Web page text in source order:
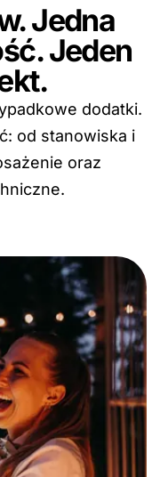
Jedna
Jeden
dodatki.
od stanowiska i
oraz